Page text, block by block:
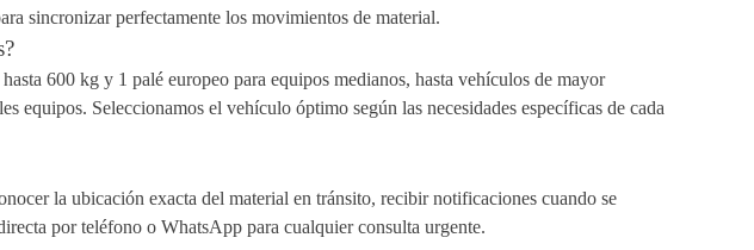
sincronizar perfectamente los movimientos de material.
600 kg y 1 palé europeo para equipos medianos, hasta vehículos de mayor
Seleccionamos el vehículo óptimo según las necesidades específicas de cada
la ubicación exacta del material en tránsito, recibir notificaciones cuando se
por teléfono o WhatsApp para cualquier consulta urgente.